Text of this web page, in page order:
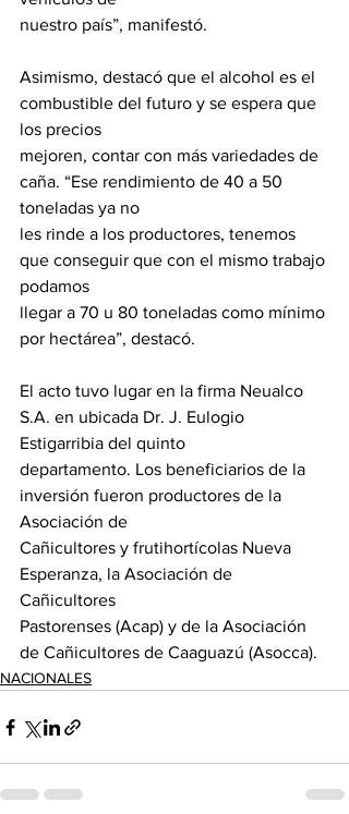
nuestro país”, manifestó.
Asimismo, destacó que el alcohol es el
combustible del futuro y se espera que
los precios
mejoren, contar con más variedades de
caña. “Ese rendimiento de 40 a 50
toneladas ya no
les rinde a los productores, tenemos
que conseguir que con el mismo trabajo
podamos
llegar a 70 u 80 toneladas como mínimo
por hectárea”, destacó.
El acto tuvo lugar en la firma Neualco
S.A. en ubicada Dr. J. Eulogio
Estigarribia del quinto
departamento. Los beneficiarios de la
inversión fueron productores de la
Asociación de
Cañicultores y frutihortícolas Nueva
Esperanza, la Asociación de
Cañicultores
Pastorenses (Acap) y de la Asociación
de Cañicultores de Caaguazú (Asocca).
NACIONALES